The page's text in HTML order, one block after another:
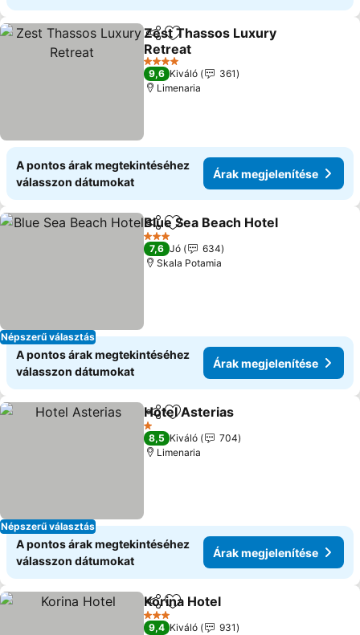
Megosztás
Hozzáadás a kedvencekhez
Zest Thassos Luxury
Retreat
4 Kategória
9,6 Kiváló
361
Limenaria
A pontos árak megtekintéséhez
válasszon dátumokat
Árak megjelenítése
Népszerű választás
Megosztás
Hozzáadás a kedvencekhez
Blue Sea Beach Hotel
3 Kategória
7,6 Jó
634
Skala Potamia
A pontos árak megtekintéséhez
válasszon dátumokat
Árak megjelenítése
Népszerű választás
Megosztás
Hozzáadás a kedvencekhez
Hotel Asterias
1 Kategória
8,5 Kiváló
704
Limenaria
A pontos árak megtekintéséhez
válasszon dátumokat
Árak megjelenítése
Megosztás
Hozzáadás a kedvencekhez
Korina Hotel
3 Kategória
9,4 Kiváló
931